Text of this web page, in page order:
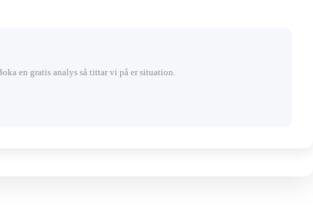
en gratis analys så tittar vi på er situation.